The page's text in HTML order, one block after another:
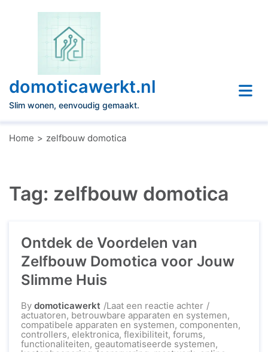
domoticawerkt.nl
Slim wonen, eenvoudig gemaakt.
Home zelfbouw domotica
Tag: zelfbouw domotica
Ontdek de Voordelen van
Zelfbouw Domotica voor Jouw
Slimme Huis
By domoticawerkt Laat een reactie achterop
Ontdek
de
Voordelen
van
actuatoren, betrouwbare apparaten en systemen,
compatibele apparaten en systemen, componenten,
controllers, elektronica, flexibiliteit, forums,
functionaliteiten, geautomatiseerde systemen,